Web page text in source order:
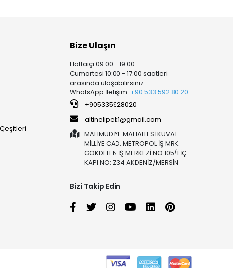
Bize Ulaşın
Haftaiçi 09:00 - 19:00
Cumartesi 10:00 - 17:00 saatleri
arasında ulaşabilirsiniz.
WhatsApp İletişim: +90 533 592 80 20
+905335928020
altinelipek1@gmail.com
MAHMUDİYE MAHALLESİ KUVAİ
MİLLİYE CAD. METROPOL İŞ MRK.
GÖKDELEN İŞ MERKEZİ NO:105/1 İÇ
KAPI NO: Z34 AKDENİZ/MERSİN
Bizi Takip Edin